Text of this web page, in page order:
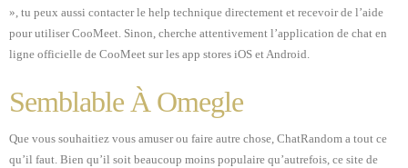
», tu peux aussi contacter le help technique directement et recevoir de l’aide
pour utiliser CooMeet. Sinon, cherche attentivement l’application de chat en
ligne officielle de CooMeet sur les app stores iOS et Android.
Semblable À Omegle
Que vous souhaitiez vous amuser ou faire autre chose, ChatRandom a tout ce
qu’il faut. Bien qu’il soit beaucoup moins populaire qu’autrefois, ce site de